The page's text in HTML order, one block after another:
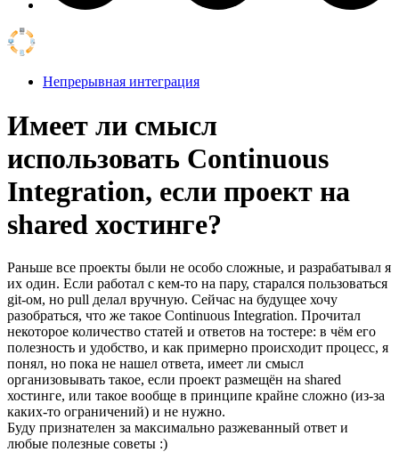
Непрерывная интеграция
Имеет ли смысл
использовать Continuous
Integration, если проект на
shared хостинге?
Раньше все проекты были не особо сложные, и разрабатывал я
их один. Если работал с кем-то на пару, старался пользоваться
git-ом, но pull делал вручную. Сейчас на будущее хочу
разобраться, что же такое Continuous Integration. Прочитал
некоторое количество статей и ответов на тостере: в чём его
полезность и удобство, и как примерно происходит процесс, я
понял, но пока не нашел ответа, имеет ли смысл
организовывать такое, если проект размещён на shared
хостинге, или такое вообще в принципе крайне сложно (из-за
каких-то ограничений) и не нужно.
Буду признателен за максимально разжеванный ответ и
любые полезные советы :)